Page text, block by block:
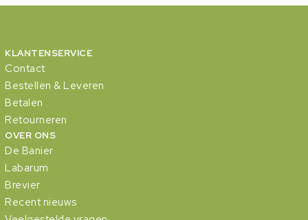
KLANTENSERVICE
Contact
Bestellen & Leveren
Betalen
Retourneren
OVER ONS
De Banier
Labarum
Brevier
Recent nieuws